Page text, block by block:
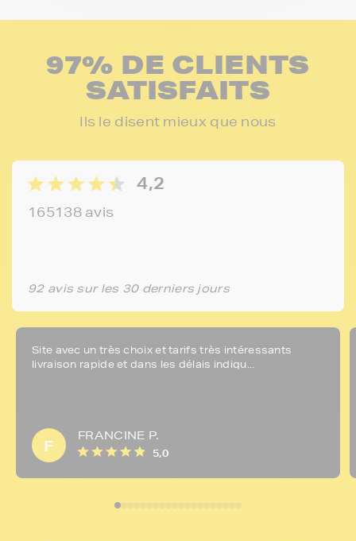
97% DE CLIENTS
SATISFAITS
Ils le disent mieux que nous
4,2
165138 avis
92 avis sur les 30 derniers jours
Site avec un très choix et tarifs très intéressants
livraison rapide et dans les délais indiqu...
F
FRANCINE P.
5,0